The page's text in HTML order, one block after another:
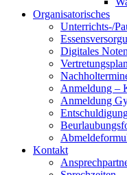
Organisatorisches
Unterrichts-/
Digitales
Vertretungsplan
Anmeldung –
Anmeldung
Kontakt